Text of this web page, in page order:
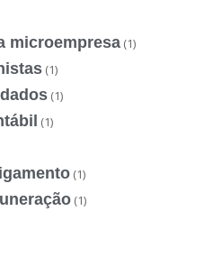
microempresa (1)
(1)
(1)
(1)
(1)
(1)